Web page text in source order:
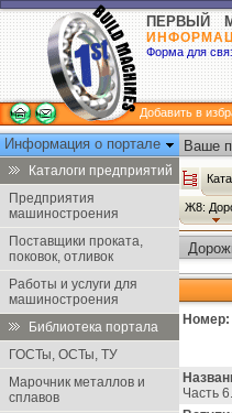
ПЕРВЫЙ
Форма для
Добавить в
Информация о портале
Каталоги предприятий
Предприятия
машиностроения
Поставщики проката,
поковок, отливок
Работы и услуги для
машиностроения
Библиотека портала
ГОСТы, ОСТы, ТУ
Марочник металлов и
сплавов
Ваше
Ж8:
Номер:
Часть